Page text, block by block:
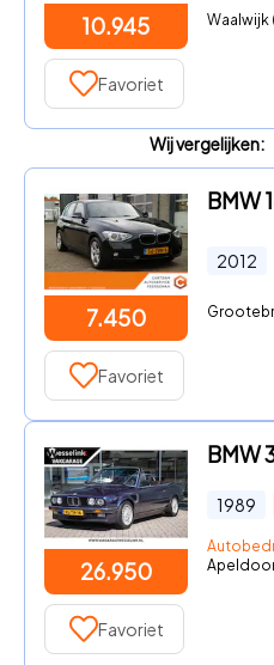
10.945 Waalwijk
Favoriet
Wij vergelijken:
7.450
2012
Favoriet
26.950
1989
Favoriet